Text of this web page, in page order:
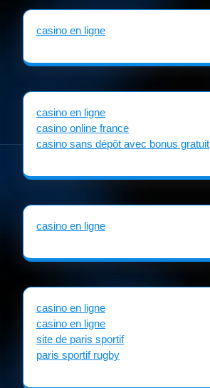
casino en ligne
casino en ligne
casino online france
casino sans dépôt avec bonus gratuit
casino en ligne
casino en ligne
casino en ligne
site de paris sportif
paris sportif rugby